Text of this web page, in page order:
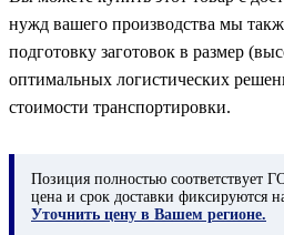
нужд вашего производства мы
подготовку заготовок в размер
оптимальных логистических
стоимости транспортировки.
Позиция полностью соответствует
цена и срок доставки фиксируются
Уточнить цену в Вашем регионе.